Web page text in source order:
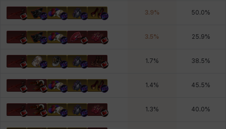
3.9% 50.0%
3.5% 25.9%
1.7% 38.5%
1.4% 45.5%
1.3% 40.0%